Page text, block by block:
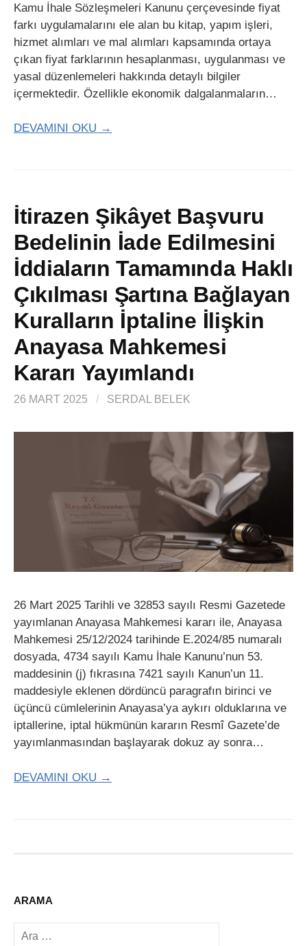
Kamu İhale Sözleşmeleri Kanunu çerçevesinde fiyat
farkı uygulamalarını ele alan bu kitap, yapım işleri,
hizmet alımları ve mal alımları kapsamında ortaya
çıkan fiyat farklarının hesaplanması, uygulanması ve
yasal düzenlemeleri hakkında detaylı bilgiler
içermektedir. Özellikle ekonomik dalgalanmaların…
DEVAMINI OKU →
İtirazen Şikâyet Başvuru
Bedelinin İade Edilmesini
İddiaların Tamamında Haklı
Çıkılması Şartına Bağlayan
Kuralların İptaline İlişkin
Anayasa Mahkemesi
Kararı Yayımlandı
26 MART 2025 / SERDAL BELEK
26 Mart 2025 Tarihli ve 32853 sayılı Resmi Gazetede
yayımlanan Anayasa Mahkemesi kararı ile, Anayasa
Mahkemesi 25/12/2024 tarihinde E.2024/85 numaralı
dosyada, 4734 sayılı Kamu İhale Kanunu’nun 53.
maddesinin (j) fıkrasına 7421 sayılı Kanun’un 11.
maddesiyle eklenen dördüncü paragrafın birinci ve
üçüncü cümlelerinin Anayasa’ya aykırı olduklarına ve
iptallerine, iptal hükmünün kararın Resmî Gazete’de
yayımlanmasından başlayarak dokuz ay sonra…
DEVAMINI OKU →
ARAMA
Arama: